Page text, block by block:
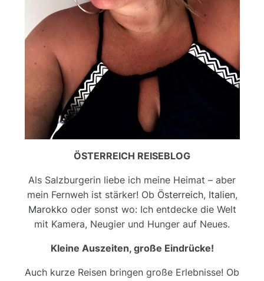
ÖSTERREICH REISEBLOG
Als Salzburgerin liebe ich meine Heimat – aber
mein Fernweh ist stärker! Ob Österreich, Italien,
Marokko oder sonst wo: Ich entdecke die Welt
mit Kamera, Neugier und Hunger auf Neues.
Kleine Auszeiten, große Eindrücke!
Auch kurze Reisen bringen große Erlebnisse! Ob